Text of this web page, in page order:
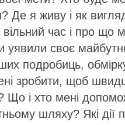
Де я живу і як
час і про що
уявили своє
подробиць,
зробити, щоб
Що і хто мені
шляху? Які дії